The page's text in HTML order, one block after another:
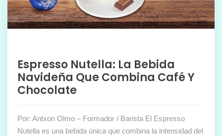
Espresso Nutella: La Bebida
Navideña Que Combina Café Y
Chocolate
Por: Antxon Olmo – Formador / Barista El Espresso
Nutella es una bebida única que combina la intensidad del